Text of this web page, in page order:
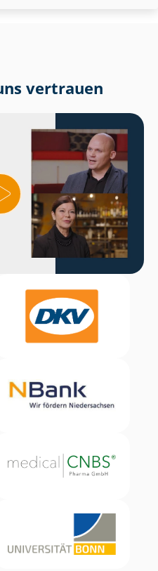
vertrauen